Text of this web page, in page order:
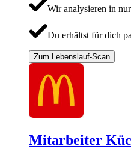
Wir analysieren in
Du erhältst für dich
Zum Lebenslauf-Scan
Mitarbeiter